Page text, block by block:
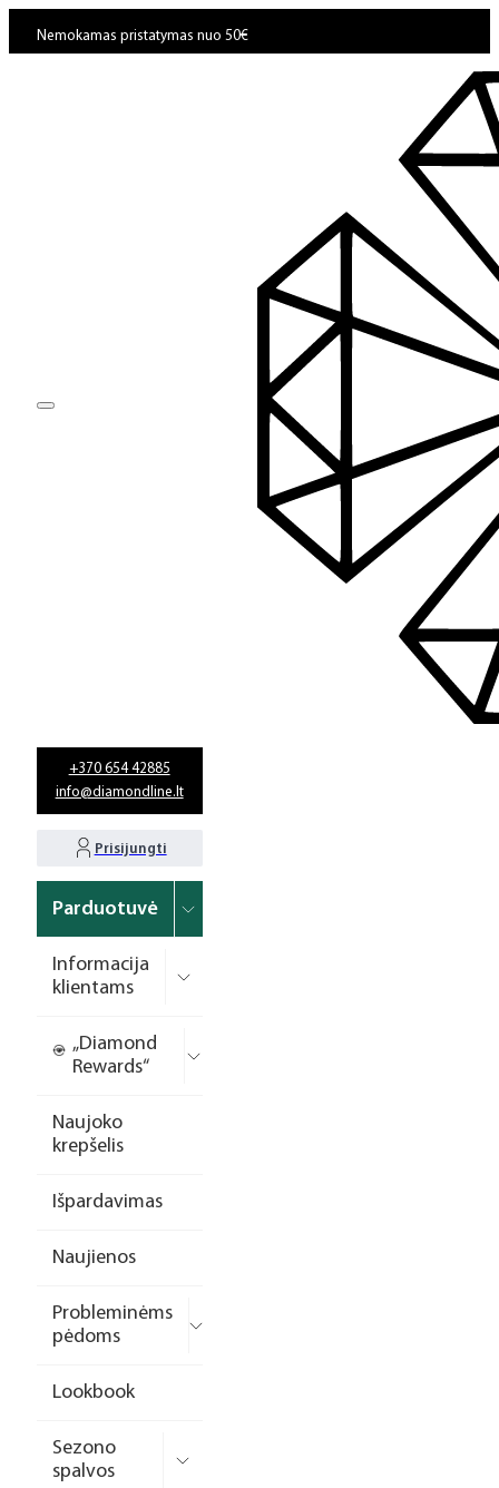
Nemokamas pristatymas nuo 50€
+370 654 42885
info@diamondline.lt
Prisijungti
Parduotuvė
Informacija
klientams
„Diamond
Rewards“
Naujoko
krepšelis
Išpardavimas
Naujienos
Probleminėms
pėdoms
Lookbook
Sezono
spalvos